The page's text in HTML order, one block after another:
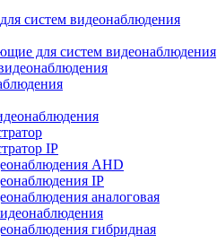
систем видеонаблюдения
для систем видеонаблюдения
IP
AHD
IP
аналоговая
гибридная